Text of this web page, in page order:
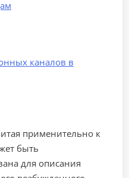
каналов в
применительно к
быть
для описания